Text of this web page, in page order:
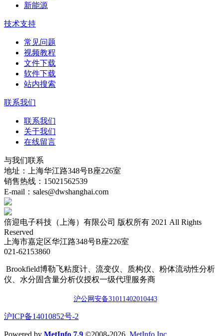
新能源
技术支持
常见问题
视频教程
文件下载
软件下载
站内搜索
联系我们
联系我们
关于我们
在线留言
与我们联系
地址：上海华江路348号B座226室
销售热线：15021562539
E-mail：sales@dwshanghai.com
倍迎电子科技（上海）有限公司 版权所有 2021 All Rights
Reserved
上海市嘉定区华江路348号B座226室
021-62153860
Brookfield博勒飞粘度计、流变仪、质构仪、粉体流动性分析
仪、水分固含量分析仪授权一级代理服务商
沪公网安备31011402010443
​沪ICP备14010852号-2